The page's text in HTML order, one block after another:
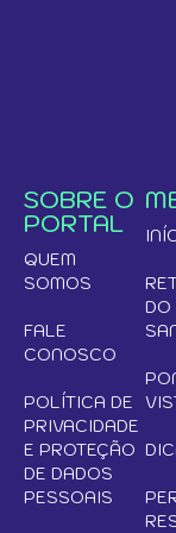
SOBRE O
PORTAL
QUEM
SOMOS
FALE
CONOSCO
POLÍTICA DE
PRIVACIDADE
E PROTEÇÃO
DE DADOS
PESSOAIS
DO